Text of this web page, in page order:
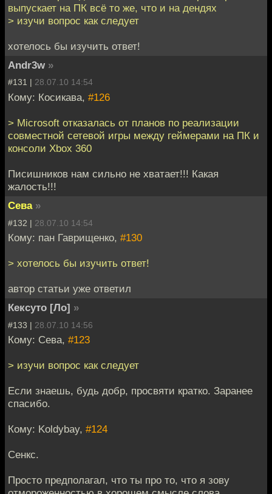
выпускает на ПК всё то же, что и на дендях
> изучи вопрос как следует
хотелось бы изучить ответ!
Andr3w »
#131 | 28.07.10 14:54
Кому: Косикава, #126
> Microsoft отказалась от планов по реализации
совместной сетевой игры между геймерами на ПК и
консоли Xbox 360
Писишников нам сильно не хватает!!! Какая
жалость!!!
Сева »
#132 | 28.07.10 14:54
Кому: пан Гаврищенко, #130
> хотелось бы изучить ответ!
автор статьи уже ответил
Кексуто [Ло] »
#133 | 28.07.10 14:56
Кому: Сева, #123
> изучи вопрос как следует
Если знаешь, будь добр, просвяти кратко. Заранее
спасибо.
Кому: Koldybay, #124
Сенкс.
Просто предполагал, что ты про то, что я зову